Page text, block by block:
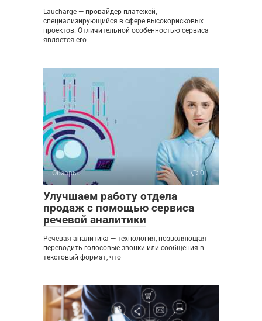
Laucharge — провайдер платежей,
специализирующийся в сфере высокорисковых
проектов. Отличительной особенностью сервиса
является его
Обзоры 0
Улучшаем работу отдела
продаж с помощью сервиса
речевой аналитики
Речевая аналитика — технология, позволяющая
переводить голосовые звонки или сообщения в
текстовый формат, что